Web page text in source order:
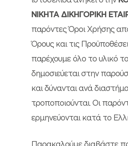
ΝΙΚΗΤΑ ΔΙΚΗΓΟΡΙΚΗ
παρόντες Όροι Χρήσης
Όρους και τις
παρέχουμε όλο το υλικό
δημοσιεύεται στην
και δύνανται ανά
τροποποιούνται. Οι
ερμηνεύονται κατά το